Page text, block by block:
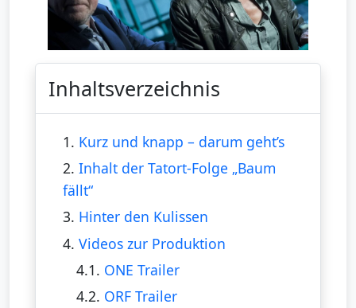
Inhaltsverzeichnis
1. Kurz und knapp – darum geht’s
2. Inhalt der Tatort-Folge „Baum
fällt“
3. Hinter den Kulissen
4. Videos zur Produktion
4.1. ONE Trailer
4.2. ORF Trailer